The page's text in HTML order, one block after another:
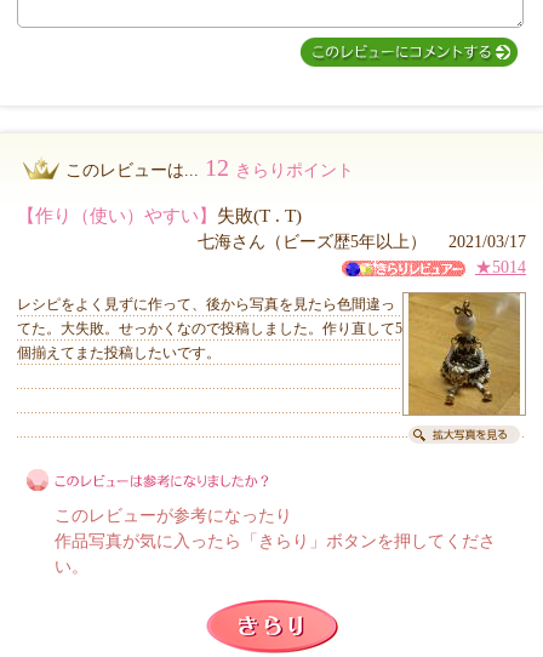
このレビューは... 12 きらりポイント
【作り（使い）やすい】 失敗(T . T)
七海さん（ビーズ歴5年以上） 2021/03/17
★5014
レシピをよく見ずに作って、後から写真を見たら色間違っ
てた。大失敗。せっかくなので投稿しました。作り直して5
個揃えてまた投稿したいです。
このレビューは参考になりましたか？
このレビューが参考になったり
作品写真が気に入ったら「きらり」ボタンを押してくださ
い。